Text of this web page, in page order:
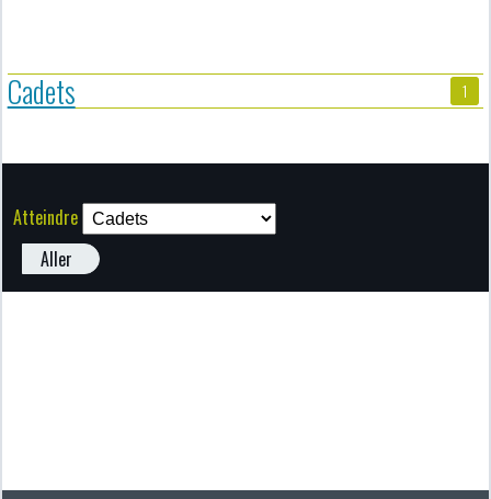
Cadets 1
Atteindre
Aller